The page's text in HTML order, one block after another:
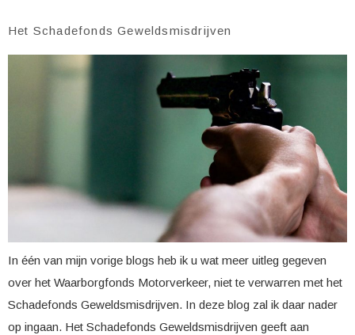
Het Schadefonds Geweldsmisdrijven
In één van mijn vorige blogs heb ik u wat meer uitleg gegeven
over het Waarborgfonds Motorverkeer, niet te verwarren met het
Schadefonds Geweldsmisdrijven. In deze blog zal ik daar nader
op ingaan. Het Schadefonds Geweldsmisdrijven geeft aan